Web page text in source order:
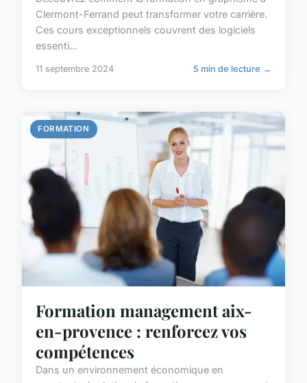
Clermont-Ferrand peut transformer votre carrière.
Ces cours exceptionnels couvrent des logiciels
essenti...
11 septembre 2024 5 min de lecture →
FORMATION
Formation management aix-
en-provence : renforcez vos
compétences
Dans un environnement économique en